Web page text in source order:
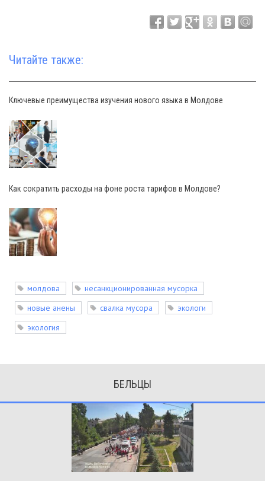
Читайте также:
Ключевые преимущества изучения нового языка в Молдове
Как сократить расходы на фоне роста тарифов в Молдове?
молдова
несанкционированная мусорка
новые анены
свалка мусора
экологи
экология
БЕЛЬЦЫ